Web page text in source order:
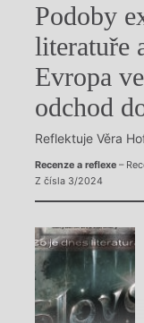
Výroční ceny
Podoby
literatuře
Evropa
odchod
Reflektuje Věra
Recenze a reflexe–
Z čísla 3/2024